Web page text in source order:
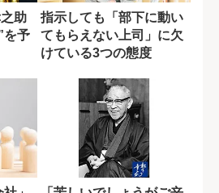
助
を予
指示しても「部下に動い
てもらえない上司」に欠
けている3つの態度